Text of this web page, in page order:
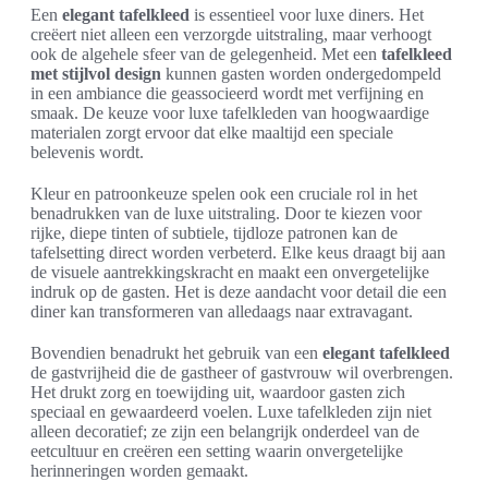
Een elegant tafelkleed is essentieel voor luxe diners. Het
creëert niet alleen een verzorgde uitstraling, maar verhoogt
ook de algehele sfeer van de gelegenheid. Met een tafelkleed
met stijlvol design kunnen gasten worden ondergedompeld
in een ambiance die geassocieerd wordt met verfijning en
smaak. De keuze voor luxe tafelkleden van hoogwaardige
materialen zorgt ervoor dat elke maaltijd een speciale
belevenis wordt.
Kleur en patroonkeuze spelen ook een cruciale rol in het
benadrukken van de luxe uitstraling. Door te kiezen voor
rijke, diepe tinten of subtiele, tijdloze patronen kan de
tafelsetting direct worden verbeterd. Elke keus draagt bij aan
de visuele aantrekkingskracht en maakt een onvergetelijke
indruk op de gasten. Het is deze aandacht voor detail die een
diner kan transformeren van alledaags naar extravagant.
Bovendien benadrukt het gebruik van een elegant tafelkleed
de gastvrijheid die de gastheer of gastvrouw wil overbrengen.
Het drukt zorg en toewijding uit, waardoor gasten zich
speciaal en gewaardeerd voelen. Luxe tafelkleden zijn niet
alleen decoratief; ze zijn een belangrijk onderdeel van de
eetcultuur en creëren een setting waarin onvergetelijke
herinneringen worden gemaakt.